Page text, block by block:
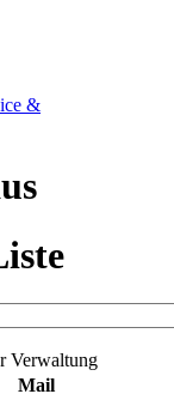
&
Verwaltung
Mail